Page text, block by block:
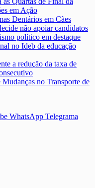
em Ação
Dentários em Cães
não apoiar candidatos
político em destaque
no Ideb da educação
a redução da taxa de
no Transporte de
WhatsApp Telegrama